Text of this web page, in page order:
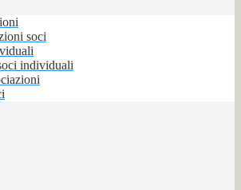
soci
individuali